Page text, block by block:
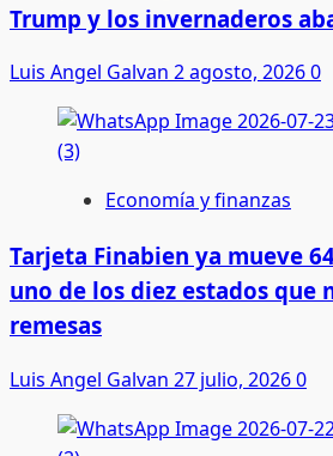
Trump y los invernaderos
Luis Angel Galvan 2 agosto, 20260
Economía y finanzas
Tarjeta Finabien ya mueve
uno de los diez estados que
remesas
Luis Angel Galvan 27 julio, 20260